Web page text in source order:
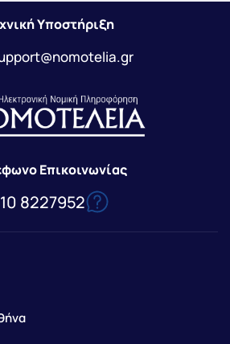
Υποστήριξη
Επικοινωνίας
8227952